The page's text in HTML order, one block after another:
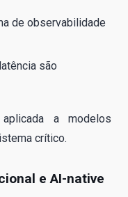
de observabilidade
são
a modelos
crítico.
e AI-native